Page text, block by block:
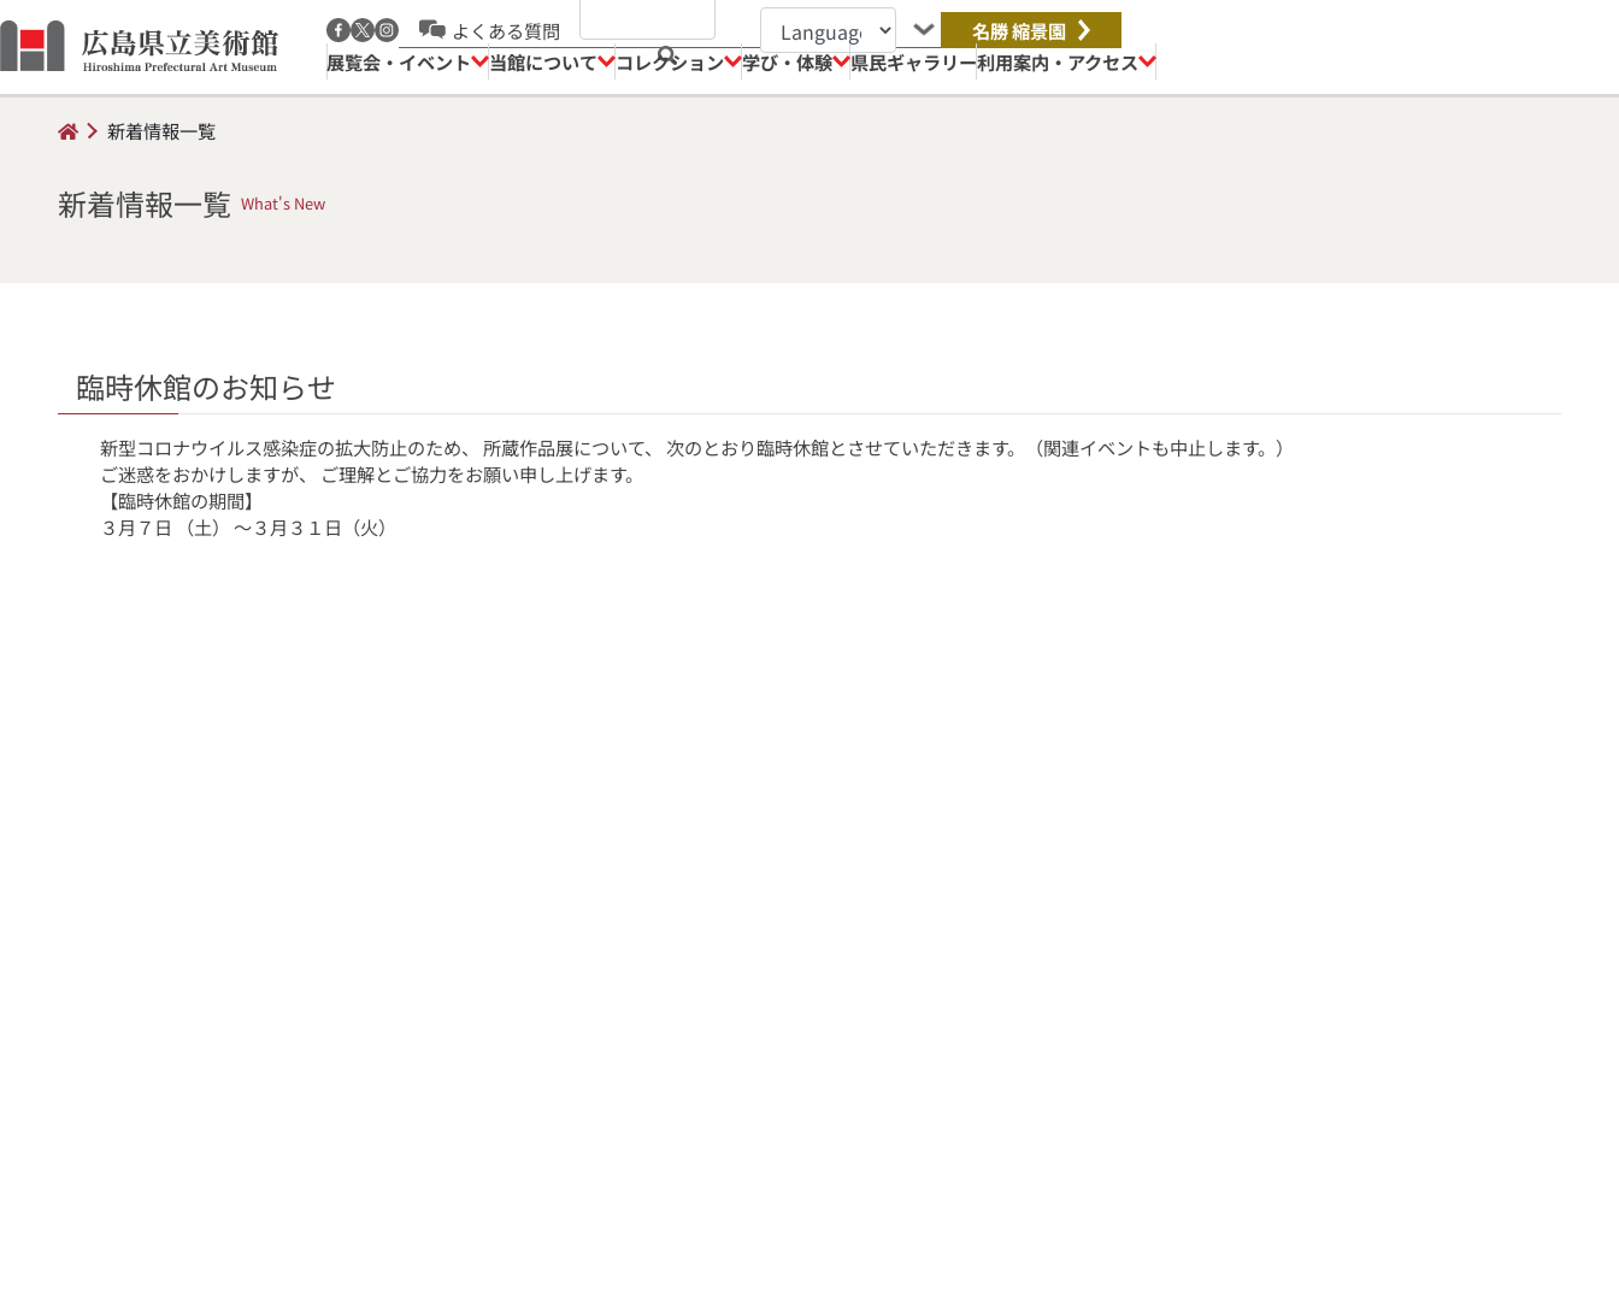
よくある質問
名勝 縮景園
展覧会・イベント
当館について コレクション 学び・体験 県民ギャラリー利用案内・アクセス
新着情報一覧
新着情報一覧 What's New
臨時休館のお知らせ
新型コロナウイルス感染症の拡大防止のため、 所蔵作品展について、 次のとおり臨時休館とさせていただきます。（関連イベントも中止します。）
ご迷惑をおかけしますが、 ご理解とご協力をお願い申し上げます。
【臨時休館の期間】
３月７日 （土） ～３月３１日（火）